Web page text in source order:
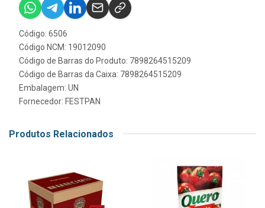
Código: 6506
Código NCM: 19012090
Código de Barras do Produto: 7898264515209
Código de Barras da Caixa: 7898264515209
Embalagem: UN
Fornecedor: FESTPAN
Produtos Relacionados